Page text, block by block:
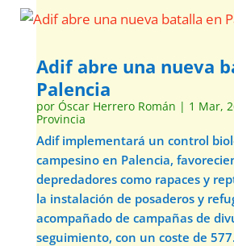
Adif abre una nueva
Palencia
por Óscar Herrero Román | 1 Mar,
Provincia
Adif implementará un control
campesino en Palencia,
depredadores como rapaces y
la instalación de posaderos y
acompañado de campañas de
seguimiento, con un coste de